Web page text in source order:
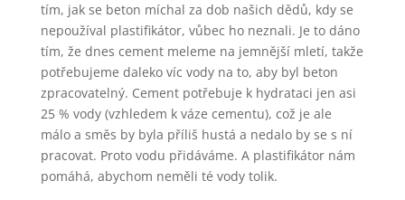
tím, jak se beton míchal za dob našich dědů, kdy se
nepoužíval plastifikátor, vůbec ho neznali. Je to dáno
tím, že dnes cement meleme na jemnější mletí, takže
potřebujeme daleko víc vody na to, aby byl beton
zpracovatelný. Cement potřebuje k hydrataci jen asi
25 % vody (vzhledem k váze cementu), což je ale
málo a směs by byla příliš hustá a nedalo by se s ní
pracovat. Proto vodu přidáváme. A plastifikátor nám
pomáhá, abychom neměli té vody tolik.